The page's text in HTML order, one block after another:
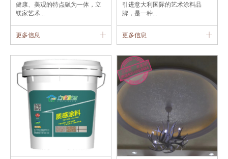
健康、美观的特点融为一体，立
镁家艺术...
更多信息
引进意大利国际的艺术涂料品
牌，是一种...
更多信息